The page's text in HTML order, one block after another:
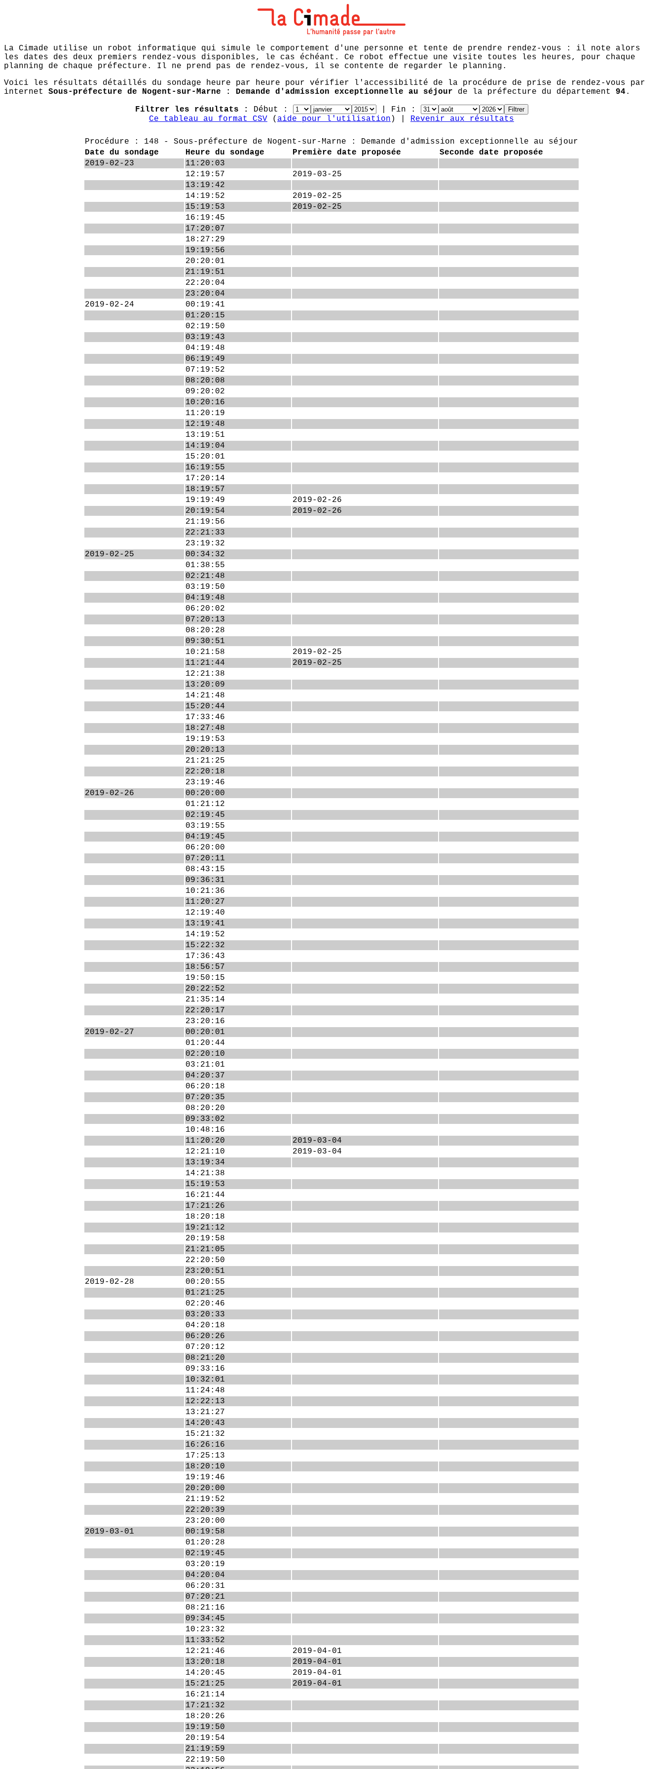
La Cimade utilise un robot informatique qui simule le comportement d'une personne et tente de prendre rendez-vous : il note alors
les dates des deux premiers rendez-vous disponibles, le cas échéant. Ce robot effectue une visite toutes les heures, pour chaque
planning de chaque préfecture. Il ne prend pas de rendez-vous, il se contente de regarder le planning.
Voici les résultats détaillés du sondage heure par heure pour vérifier l'accessibilité de la procédure de prise de rendez-vous par
internet Sous-préfecture de Nogent-sur-Marne : Demande d'admission exceptionnelle au séjour de la préfecture du département 94.
Filtrer les résultats : Début :
| Fin :
Ce tableau au format CSV ( aide pour l'utilisation ) | Revenir aux résultats
Procédure : 148 - Sous-préfecture de Nogent-sur-Marne : Demande d'admission exceptionnelle au séjour
Date du sondage
Heure du sondage Première date proposée
Seconde date proposée
2019-02-23
11:20:03
12:19:57
2019-03-25
13:19:42
14:19:52
2019-02-25
15:19:53
2019-02-25
16:19:45
17:20:07
18:27:29
19:19:56
20:20:01
21:19:51
22:20:04
23:20:04
2019-02-24
00:19:41
01:20:15
02:19:50
03:19:43
04:19:48
06:19:49
07:19:52
08:20:08
09:20:02
10:20:16
11:20:19
12:19:48
13:19:51
14:19:04
15:20:01
16:19:55
17:20:14
18:19:57
19:19:49
2019-02-26
20:19:54
2019-02-26
21:19:56
22:21:33
23:19:32
2019-02-25
00:34:32
01:38:55
02:21:48
03:19:50
04:19:48
06:20:02
07:20:13
08:20:28
09:30:51
10:21:58
2019-02-25
11:21:44
2019-02-25
12:21:38
13:20:09
14:21:48
15:20:44
17:33:46
18:27:48
19:19:53
20:20:13
21:21:25
22:20:18
23:19:46
2019-02-26
00:20:00
01:21:12
02:19:45
03:19:55
04:19:45
06:20:00
07:20:11
08:43:15
09:36:31
10:21:36
11:20:27
12:19:40
13:19:41
14:19:52
15:22:32
17:36:43
18:56:57
19:50:15
20:22:52
21:35:14
22:20:17
23:20:16
2019-02-27
00:20:01
01:20:44
02:20:10
03:21:01
04:20:37
06:20:18
07:20:35
08:20:20
09:33:02
10:48:16
11:20:20
2019-03-04
12:21:10
2019-03-04
13:19:34
14:21:38
15:19:53
16:21:44
17:21:26
18:20:18
19:21:12
20:19:58
21:21:05
22:20:50
23:20:51
2019-02-28
00:20:55
01:21:25
02:20:46
03:20:33
04:20:18
06:20:26
07:20:12
08:21:20
09:33:16
10:32:01
11:24:48
12:22:13
13:21:27
14:20:43
15:21:32
16:26:16
17:25:13
18:20:10
19:19:46
20:20:00
21:19:52
22:20:39
23:20:00
2019-03-01
00:19:58
01:20:28
02:19:45
03:20:19
04:20:04
06:20:31
07:20:21
08:21:16
09:34:45
10:23:32
11:33:52
12:21:46
2019-04-01
13:20:18
2019-04-01
14:20:45
2019-04-01
15:21:25
2019-04-01
16:21:14
17:21:32
18:20:26
19:19:50
20:19:54
21:19:59
22:19:50